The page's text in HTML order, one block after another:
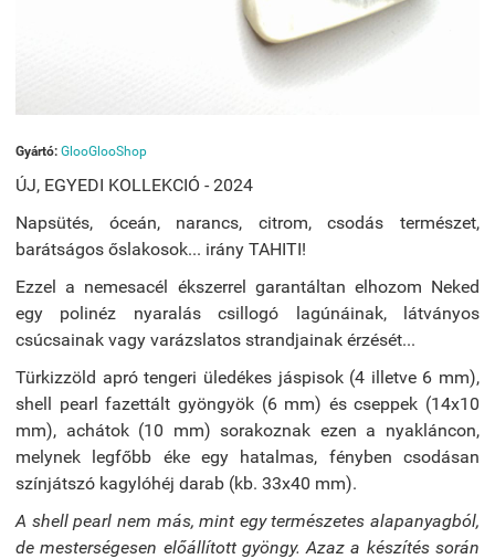
Gyártó: GlooGlooShop
ÚJ, EGYEDI KOLLEKCIÓ - 2024
Napsütés, óceán, narancs, citrom, csodás természet,
barátságos őslakosok... irány TAHITI!
Ezzel a nemesacél ékszerrel garantáltan elhozom Neked
egy polinéz nyaralás csillogó lagúnáinak, látványos
csúcsainak vagy varázslatos strandjainak érzését...
Türkizzöld apró tengeri üledékes jáspisok (4 illetve 6 mm),
shell pearl fazettált gyöngyök (6 mm) és cseppek (14x10
mm), achátok (10 mm) sorakoznak ezen a nyakláncon,
melynek legfőbb éke egy hatalmas, fényben csodásan
színjátszó kagylóhéj darab (kb. 33x40 mm).
A shell pearl nem más, mint egy természetes alapanyagból,
de mesterségesen előállított gyöngy. Azaz a készítés során